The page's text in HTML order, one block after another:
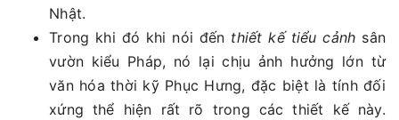
Nhật.
Trong khi đó khi nói đến thiết kế tiểu cảnh sân
vườn kiểu Pháp, nó lại chịu ảnh hưởng lớn từ
văn hóa thời kỹ Phục Hưng, đặc biệt là tính đối
xứng thể hiện rất rõ trong các thiết kế này.